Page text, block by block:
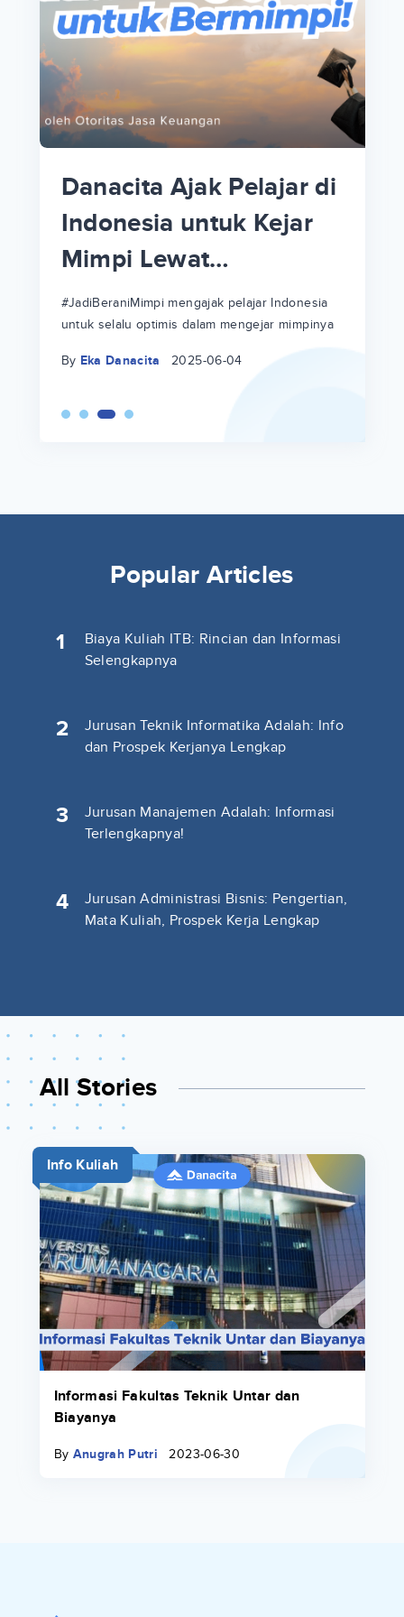
Danacita Ajak Pelajar di
Indonesia untuk Kejar
Mimpi Lewat
#JadiBeraniMimpi
#JadiBeraniMimpi mengajak pelajar Indonesia
untuk selalu optimis dalam mengejar mimpinya
By Eka Danacita 2025-06-04
Popular Articles
1
Biaya Kuliah ITB: Rincian dan Informasi
Selengkapnya
2
Jurusan Teknik Informatika Adalah: Info
dan Prospek Kerjanya Lengkap
3
Jurusan Manajemen Adalah: Informasi
Terlengkapnya!
4
Jurusan Administrasi Bisnis: Pengertian,
Mata Kuliah, Prospek Kerja Lengkap
All Stories
Info Kuliah
Informasi Fakultas Teknik Untar dan
Biayanya
By Anugrah Putri 2023-06-30